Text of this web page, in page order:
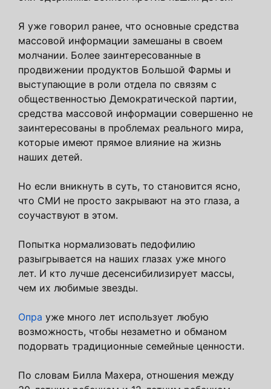
Я уже говорил ранее, что основные средства
массовой информации замешаны в своем
молчании. Более заинтересованные в
продвижении продуктов Большой Фармы и
выступающие в роли отдела по связям с
общественностью Демократической партии,
средства массовой информации совершенно не
заинтересованы в проблемах реального мира,
которые имеют прямое влияние на жизнь
наших детей.
Но если вникнуть в суть, то становится ясно,
что СМИ не просто закрывают на это глаза, а
соучаствуют в этом.
Попытка нормализовать педофилию
разыгрывается на наших глазах уже много
лет. И кто лучше десенсибилизирует массы,
чем их любимые звезды.
Опра уже много лет использует любую
возможность, чтобы незаметно и обманом
подорвать традиционные семейные ценности.
По словам Билла Махера, отношения между